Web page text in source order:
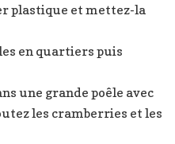
plastique et mettez-la
en quartiers puis
une grande poêle avec
les cramberries et les